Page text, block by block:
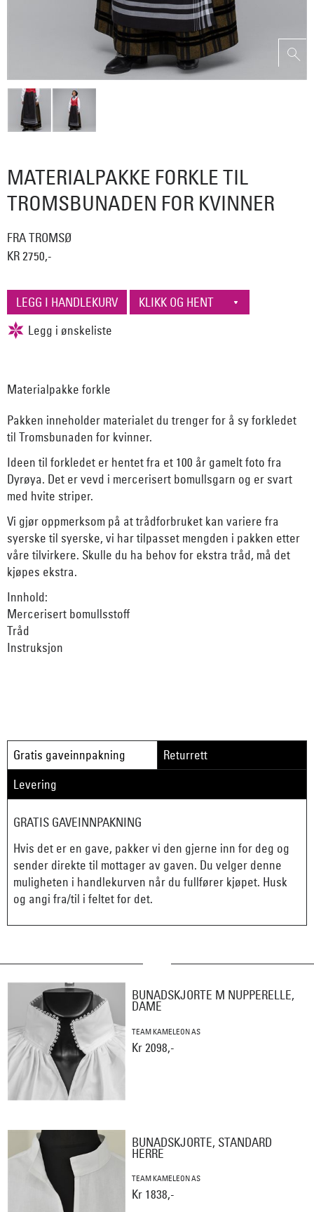
MATERIALPAKKE FORKLE TIL
TROMSBUNADEN FOR KVINNER
FRA TROMSØ
KR 2750,-
Materialpakke forkle
Pakken inneholder materialet du trenger for å sy forkledet
til Tromsbunaden for kvinner.
Ideen til forkledet er hentet fra et 100 år gamelt foto fra
Dyrøya. Det er vevd i mercerisert bomullsgarn og er svart
med hvite striper.
Vi gjør oppmerksom på at trådforbruket kan variere fra
syerske til syerske, vi har tilpasset mengden i pakken etter
våre tilvirkere. Skulle du ha behov for ekstra tråd, må det
kjøpes ekstra.
Innhold:
Mercerisert bomullsstoff
Tråd
Instruksjon
Gratis gaveinnpakning
Returrett
Levering
GRATIS GAVEINNPAKNING
Hvis det er en gave, pakker vi den gjerne inn for deg og
sender direkte til mottager av gaven. Du velger denne
muligheten i handlekurven når du fullfører kjøpet. Husk
og angi fra/til i feltet for det.
BUNADSKJORTE M NUPPERELLE,
DAME
TEAM KAMELEON AS
Kr 2098,-
BUNADSKJORTE, STANDARD
HERRE
TEAM KAMELEON AS
Kr 1838,-